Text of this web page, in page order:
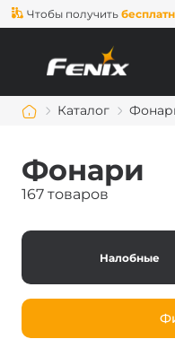
получитьбесплатную
Каталог
Фонари
167 товаров
Налобные